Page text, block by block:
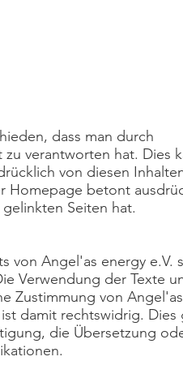
dass man durch
verantworten hat. Dies
von diesen
Homepage betont
Seiten hat.
von Angel'as energy e.V.
Verwendung der Texte
Zustimmung von
damit rechtswidrig. Dies
die Übersetzung